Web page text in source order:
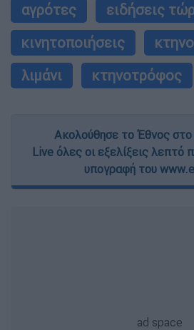
αγρότες
ειδήσεις
κινητοποιήσεις
λιμάνι
κτηνοτρόφος
Ακολούθησε το Έθνος
Live όλες οι εξελίξεις λεπτό
υπογραφή του